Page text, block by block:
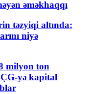
əməkhaqqı
təzyiqi altında:
niyə
milyon ton
yə kapital